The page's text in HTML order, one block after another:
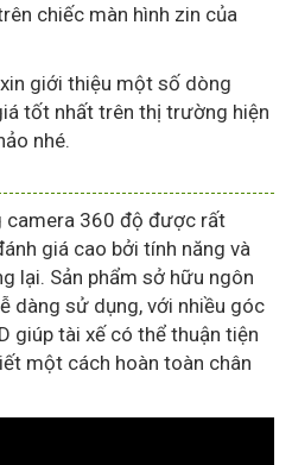
chiếc màn hình zin của
giới thiệu một số dòng
tốt nhất trên thị trường hiện
nhé.
camera 360 độ được rất
giá cao bởi tính năng và
lại. Sản phẩm sở hữu ngôn
dàng sử dụng, với nhiều góc
giúp tài xế có thể thuận tiện
một cách hoàn toàn chân